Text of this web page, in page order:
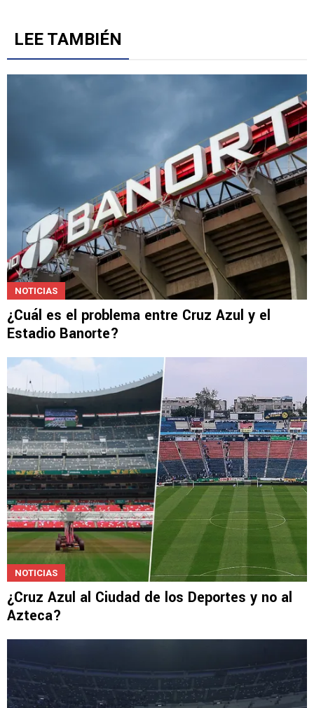
LEE TAMBIÉN
NOTICIAS
¿Cuál es el problema entre Cruz Azul y el
Estadio Banorte?
NOTICIAS
¿Cruz Azul al Ciudad de los Deportes y no al
Azteca?